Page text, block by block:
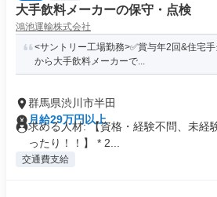
大手飲料メーカーの保守・点検
鴻池運輸株式会社
<サントリー工場勤務>✅賞与年2回&住宅
から大手飲料メーカーで...
群馬県渋川市半田
月給29万円以上
求める人材: 【資格・経験不問、未経
ったり！！】 * 2...
交通費支給